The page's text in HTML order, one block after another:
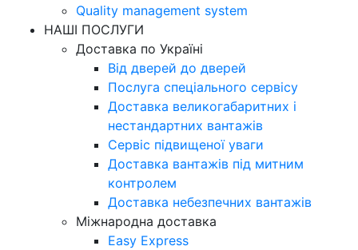
Quality management system
НАШІ ПОСЛУГИ
Доставка по Україні
Від дверей до дверей
Послуга спеціального сервісу
Доставка великогабаритних і
нестандартних вантажів
Сервіс підвищеної уваги
Доставка вантажів під митним
контролем
Доставка небезпечних вантажів
Міжнародна доставка
Easy Express